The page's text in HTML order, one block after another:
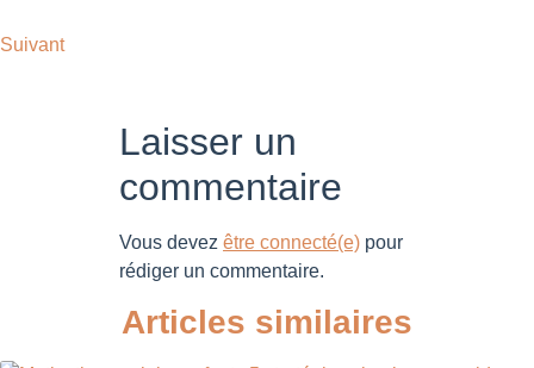
Suivant
Laisser un
commentaire
Vous devez être connecté(e) pour
rédiger un commentaire.
Articles similaires